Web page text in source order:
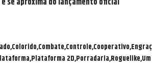
ColoridoCombateControleCooperativo
Plataforma 2DPorradariaRoguelike